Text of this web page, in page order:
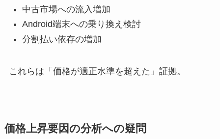
中古市場への流入増加
Android端末への乗り換え検討
分割払い依存の増加
これらは「価格が適正水準を超えた」証拠。
価格上昇要因の分析への疑問